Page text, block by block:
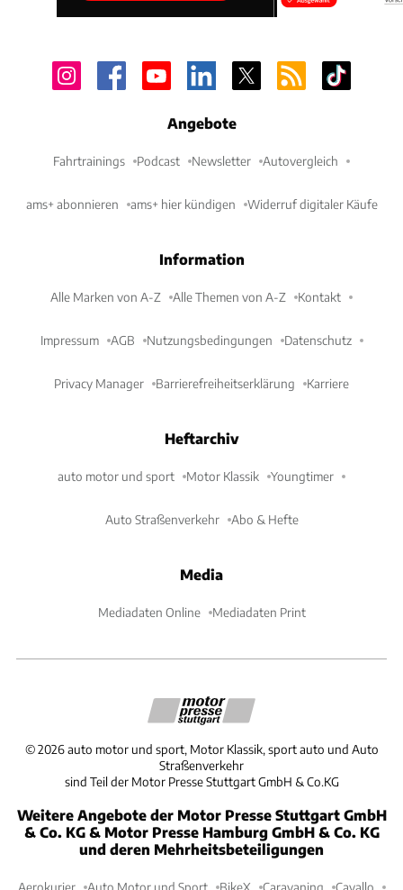
Angebote
Fahrtrainings Podcast Newsletter Autovergleich
ams+ abonnieren ams+ hier kündigen Widerruf digitaler Käufe
Information
Alle Marken von A-Z Alle Themen von A-Z Kontakt
Impressum AGB Nutzungsbedingungen Datenschutz
Privacy Manager Barrierefreiheitserklärung Karriere
Heftarchiv
auto motor und sport Motor Klassik Youngtimer
Auto Straßenverkehr Abo & Hefte
Media
Mediadaten Online Mediadaten Print
©2026 auto motor und sport, Motor Klassik, sport auto und Auto
Straßenverkehr
sind Teil der Motor Presse Stuttgart GmbH & Co.KG
Weitere Angebote der Motor Presse Stuttgart GmbH
& Co. KG & Motor Presse Hamburg GmbH & Co. KG
und deren Mehrheitsbeteiligungen
Aerokurier Auto Motor und Sport BikeX Caravaning Cavallo